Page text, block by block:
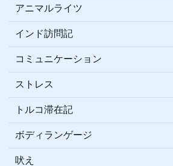
アニマルライツ
インド訪問記
コミュニケーション
ストレス
トルコ滞在記
ボディランゲージ
吠え